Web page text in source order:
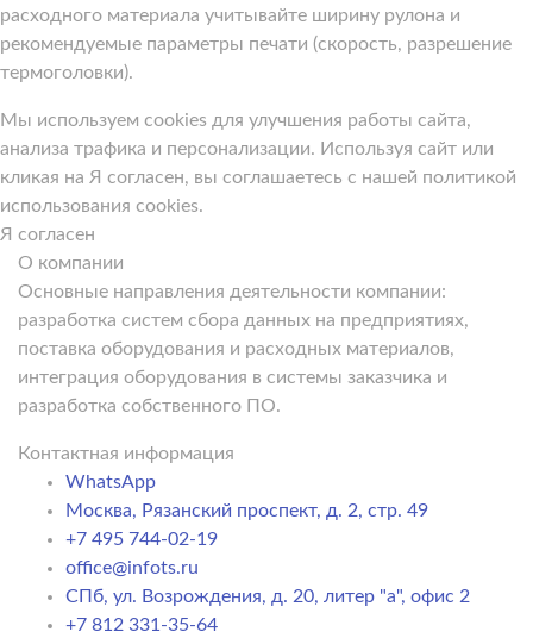
расходного материала учитывайте ширину рулона и
рекомендуемые параметры печати (скорость, разрешение
термоголовки).
Мы используем cookies для улучшения работы сайта,
анализа трафика и персонализации. Используя сайт или
кликая на Я согласен, вы соглашаетесь с нашей политикой
использования cookies.
Я согласен
О компании
Основные направления деятельности компании:
разработка систем сбора данных на предприятиях,
поставка оборудования и расходных материалов,
интеграция оборудования в системы заказчика и
разработка собственного ПО.
Контактная информация
WhatsApp
Москва, Рязанский проспект, д. 2, стр. 49
+7 495 744-02-19
office@infots.ru
СПб, ул. Возрождения, д. 20, литер "a", офис 2
+7 812 331-35-64